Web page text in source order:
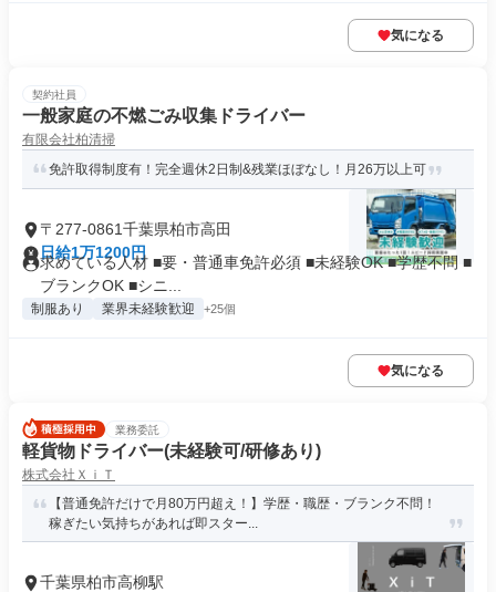
気になる
契約社員
一般家庭の不燃ごみ収集ドライバー
有限会社柏清掃
免許取得制度有！完全週休2日制&残業ほぼなし！月26万以上可
〒277-0861千葉県柏市高田
日給1万1200円
求めている人材 ■要・普通車免許必須 ■未経験OK ■学歴不問 ■
ブランクOK ■シニ...
制服あり 業界未経験歓迎 +25個
気になる
業務委託
軽貨物ドライバー(未経験可/研修あり)
株式会社ＸｉＴ
【普通免許だけで月80万円超え！】学歴・職歴・ブランク不問！
稼ぎたい気持ちがあれば即スター...
千葉県柏市高柳駅